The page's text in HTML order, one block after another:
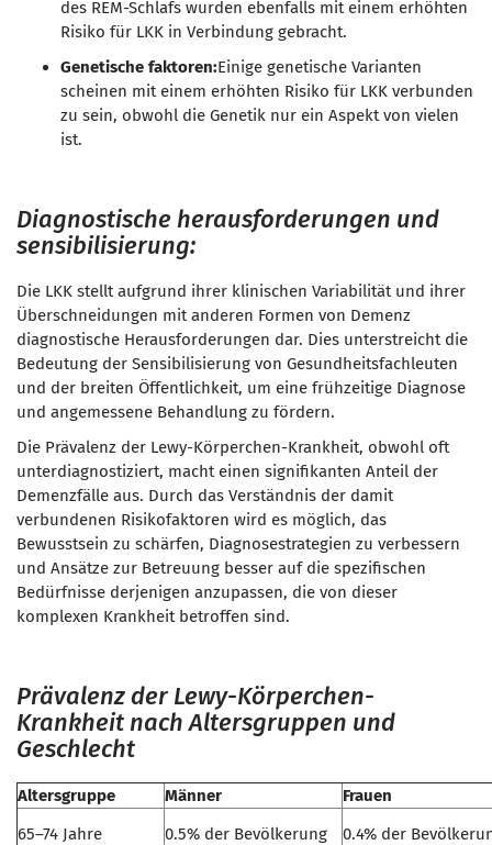
des REM-Schlafs wurden ebenfalls mit einem erhöhten
Risiko für LKK in Verbindung gebracht.
Genetische faktoren:Einige genetische Varianten
scheinen mit einem erhöhten Risiko für LKK verbunden
zu sein, obwohl die Genetik nur ein Aspekt von vielen
ist.
Diagnostische herausforderungen und
sensibilisierung:
Die LKK stellt aufgrund ihrer klinischen Variabilität und ihrer
Überschneidungen mit anderen Formen von Demenz
diagnostische Herausforderungen dar. Dies unterstreicht die
Bedeutung der Sensibilisierung von Gesundheitsfachleuten
und der breiten Öffentlichkeit, um eine frühzeitige Diagnose
und angemessene Behandlung zu fördern.
Die Prävalenz der Lewy-Körperchen-Krankheit, obwohl oft
unterdiagnostiziert, macht einen signifikanten Anteil der
Demenzfälle aus. Durch das Verständnis der damit
verbundenen Risikofaktoren wird es möglich, das
Bewusstsein zu schärfen, Diagnosestrategien zu verbessern
und Ansätze zur Betreuung besser auf die spezifischen
Bedürfnisse derjenigen anzupassen, die von dieser
komplexen Krankheit betroffen sind.
Prävalenz der Lewy-Körperchen-
Krankheit nach Altersgruppen und
Geschlecht
Altersgruppe Männer
Frauen
65–74 Jahre
0.5% der Bevölkerung 0.4% der